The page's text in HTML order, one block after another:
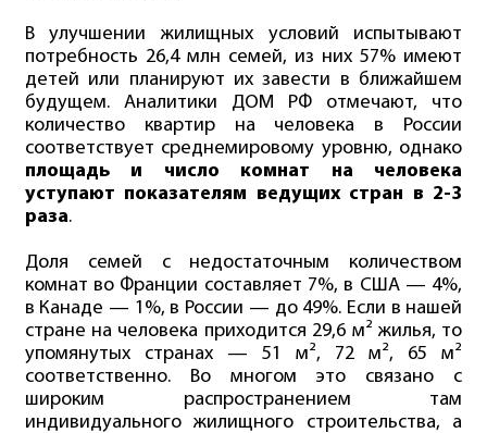
В улучшении жилищных условий испытывают
потребность 26,4 млн семей, из них 57% имеют
детей или планируют их завести в ближайшем
будущем. Аналитики ДОМ РФ отмечают, что
количество квартир на человека в России
соответствует среднемировому уровню, однако
площадь и число комнат на человека
уступают показателям ведущих стран в 2-3
раза.
Доля семей с недостаточным количеством
комнат во Франции составляет 7%, в США — 4%,
в Канаде — 1%, в России — до 49%. Если в нашей
стране на человека приходится 29,6 м² жилья, то
упомянутых странах — 51 м², 72 м², 65 м²
соответственно. Во многом это связано с
широким распространением там
индивидуального жилищного строительства, а